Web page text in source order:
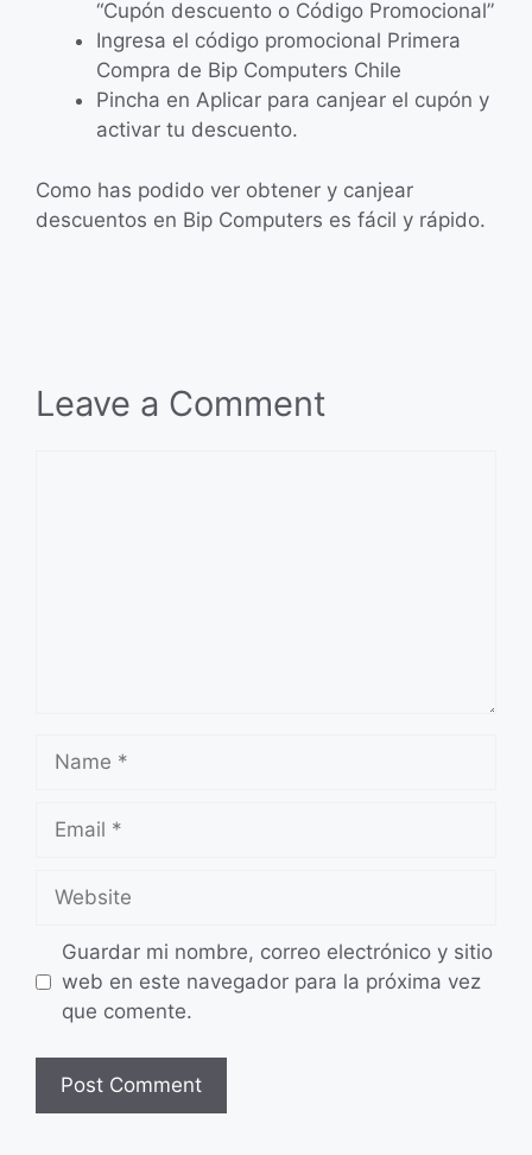
“Cupón descuento o Código Promocional”
Ingresa el código promocional Primera
Compra de Bip Computers Chile
Pincha en Aplicar para canjear el cupón y
activar tu descuento.
Como has podido ver obtener y canjear
descuentos en Bip Computers es fácil y rápido.
Leave a Comment
Name
Email
Website
Guardar mi nombre, correo electrónico y sitio
web en este navegador para la próxima vez
que comente.